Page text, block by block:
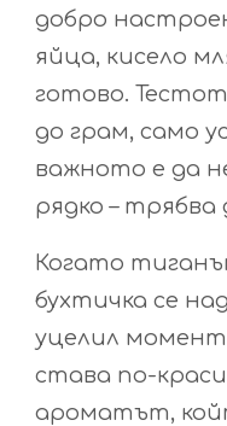
добро
яйца, кисело
готово.
до грам, само
важното е да
рядко – трябва
Когато
бухтичка се
уцелил
става по-
ароматът,